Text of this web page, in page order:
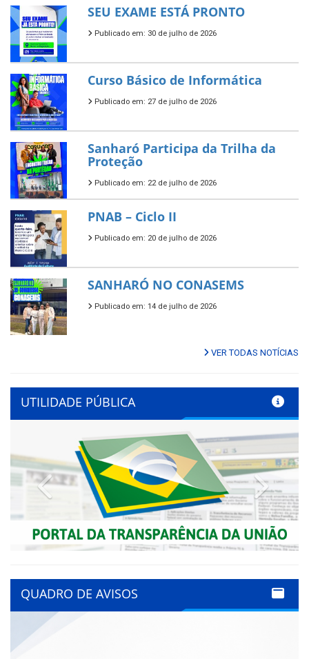
SEU EXAME ESTÁ PRONTO
Publicado em: 30 de julho de 2026
Curso Básico de Informática
Publicado em: 27 de julho de 2026
Sanharó Participa da Trilha da
Proteção
Publicado em: 22 de julho de 2026
PNAB – Ciclo II
Publicado em: 20 de julho de 2026
SANHARÓ NO CONASEMS
Publicado em: 14 de julho de 2026
VER TODAS NOTÍCIAS
UTILIDADE PÚBLICA
Previous Next
QUADRO DE AVISOS